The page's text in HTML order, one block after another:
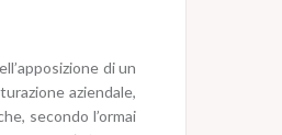
di un
aziendale,
secondo l’ormai